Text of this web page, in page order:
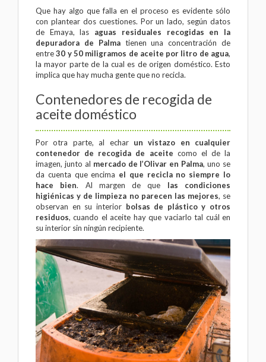
Que hay algo que falla en el proceso es evidente sólo
con plantear dos cuestiones. Por un lado, según datos
de Emaya, las aguas residuales recogidas en la
depuradora de Palmatienen una concentración de
entre30 y 50 miligramos de aceite por litro de agua,
la mayor parte de la cual es de origen doméstico. Esto
implica que hay mucha gente que no recicla.
Contenedores de recogida de
aceite doméstico
Por otra parte, al echar un vistazo en cualquier
contenedor de recogida de aceite como el de la
imagen, junto al mercado de l’Olivar en Palma, uno se
da cuenta que encima el que recicla no siempre lo
hace bien. Al margen de que las condiciones
higiénicas y de limpieza no parecen las mejores, se
observan en su interior bolsas de plástico y otros
residuos, cuando el aceite hay que vaciarlo tal cuál en
su interior sin ningún recipiente.